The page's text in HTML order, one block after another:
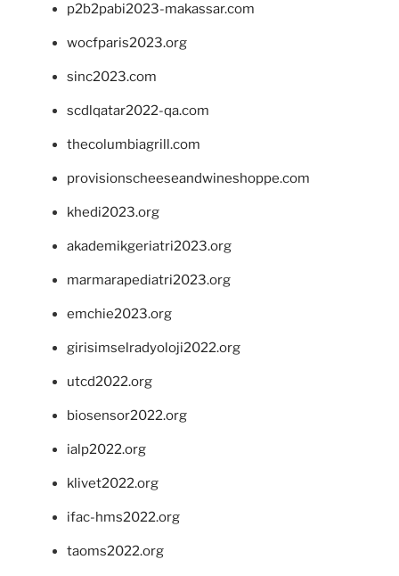
p2b2pabi2023-makassar.com
wocfparis2023.org
sinc2023.com
scdlqatar2022-qa.com
thecolumbiagrill.com
provisionscheeseandwineshoppe.com
khedi2023.org
akademikgeriatri2023.org
marmarapediatri2023.org
emchie2023.org
girisimselradyoloji2022.org
utcd2022.org
biosensor2022.org
ialp2022.org
klivet2022.org
ifac-hms2022.org
taoms2022.org